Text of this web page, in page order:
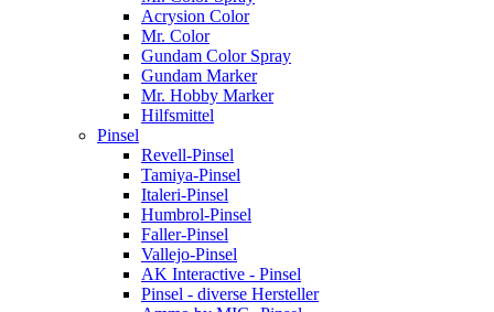
Acrysion Color
Mr. Color
Gundam Color Spray
Gundam Marker
Mr. Hobby Marker
Hilfsmittel
Pinsel
Revell-Pinsel
Tamiya-Pinsel
Italeri-Pinsel
Humbrol-Pinsel
Faller-Pinsel
Vallejo-Pinsel
AK Interactive - Pinsel
Pinsel - diverse Hersteller